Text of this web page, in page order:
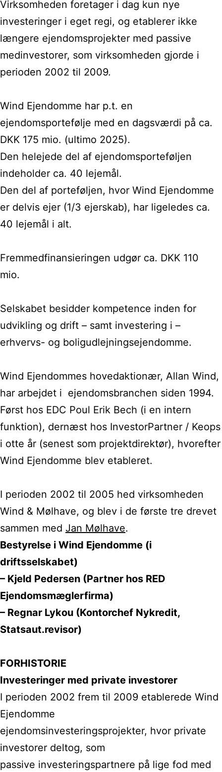
Virksomheden foretager i dag kun nye
investeringer i eget regi, og etablerer ikke
længere ejendomsprojekter med passive
medinvestorer, som virksomheden gjorde i
perioden 2002 til 2009.
Wind Ejendomme har p.t. en
ejendomsportefølje med en dagsværdi på ca.
DKK 175 mio. (ultimo 2025).
Den helejede del af ejendomsporteføljen
indeholder ca. 40 lejemål.
Den del af porteføljen, hvor Wind Ejendomme
er delvis ejer (1/3 ejerskab), har ligeledes ca.
40 lejemål i alt.
Fremmedfinansieringen udgør ca. DKK 110
mio.
Selskabet besidder kompetence inden for
udvikling og drift – samt investering i –
erhvervs- og boligudlejningsejendomme.
Wind Ejendommes hovedaktionær, Allan Wind,
har arbejdet i ejendomsbranchen siden 1994.
Først hos EDC Poul Erik Bech (i en intern
funktion), dernæst hos InvestorPartner / Keops
i otte år (senest som projektdirektør), hvorefter
Wind Ejendomme blev etableret.
I perioden 2002 til 2005 hed virksomheden
Wind & Mølhave, og blev i de første tre drevet
sammen med Jan Mølhave.
Bestyrelse i Wind Ejendomme (i
driftsselskabet)
– Kjeld Pedersen (Partner hos RED
Ejendomsmæglerfirma)
– Regnar Lykou (Kontorchef Nykredit,
Statsaut.revisor)
FORHISTORIE
Investeringer med private investorer
I perioden 2002 frem til 2009 etablerede Wind
Ejendomme
ejendomsinvesteringsprojekter, hvor private
investorer deltog, som
passive investeringspartnere på lige fod med